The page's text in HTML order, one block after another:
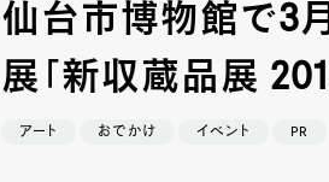
仙台市博物館で3
展「新収蔵品展
アート おでかけ イベント PR